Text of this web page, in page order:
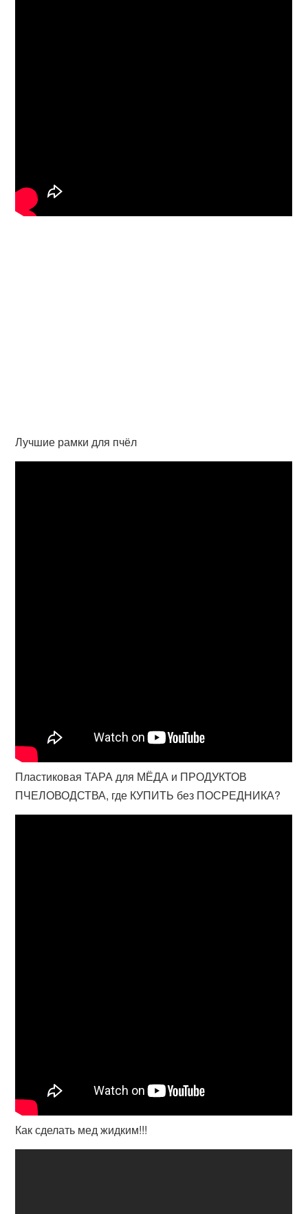
Лучшие рамки для пчёл
Пластиковая ТАРА для МЁДА и ПРОДУКТОВ
ПЧЕЛОВОДСТВА, где КУПИТЬ без ПОСРЕДНИКА?
Как сделать мед жидким!!!